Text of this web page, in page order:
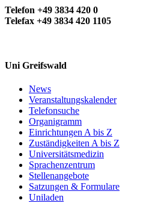
Telefon +49 3834 420 0
Telefax +49 3834 420 1105
Uni Greifswald
News
Veranstaltungskalender
Telefonsuche
Organigramm
Einrichtungen A bis Z
Zuständigkeiten A bis Z
Universitätsmedizin
Sprachenzentrum
Stellenangebote
Satzungen & Formulare
Uniladen